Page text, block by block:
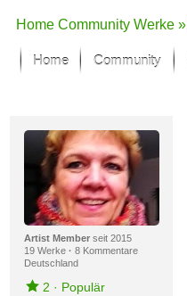
Home Community Werke »
Home Community
Artist Memberseit 2015
19 Werke · 8 Kommentare
Deutschland
2 · Populär